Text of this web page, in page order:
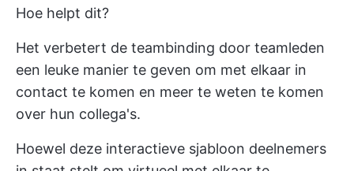
Hoe helpt dit?
Het verbetert de teambinding door teamleden
een leuke manier te geven om met elkaar in
contact te komen en meer te weten te komen
over hun collega's.
Hoewel deze interactieve sjabloon deelnemers